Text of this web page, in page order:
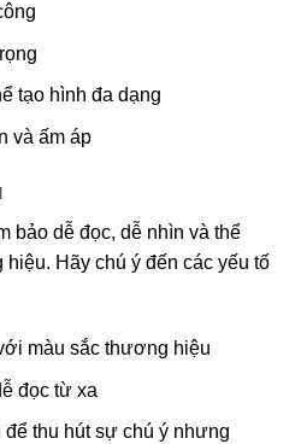
tạo hình đa dạng
và ấm áp
bảo dễ đọc, dễ nhìn và thể
Hãy chú ý đến các yếu tố
màu sắc thương hiệu
đọc từ xa
thu hút sự chú ý nhưng